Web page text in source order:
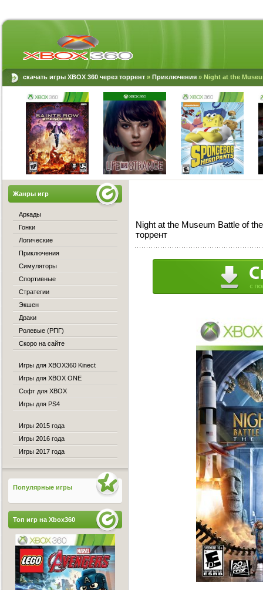
скачать игры XBOX 360 через торрент » Приключения » Night at the
Night at the Museum Battle of
торрент
Жанры игр
Аркады
Гонки
Логические
Приключения
Симуляторы
Спортивные
Стратегии
Экшен
Драки
Ролевые (РПГ)
Скоро на сайте
Игры для XBOX360 Kinect
Игры для XBOX ONE
Софт для XBOX
Игры для PS4
Игры 2015 года
Игры 2016 года
Игры 2017 года
Популярные игры
Топ игр на Xbox360